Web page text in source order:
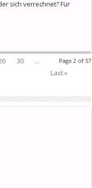
sich verrechnet? Für
Page 2 of 57
30
...
Last »